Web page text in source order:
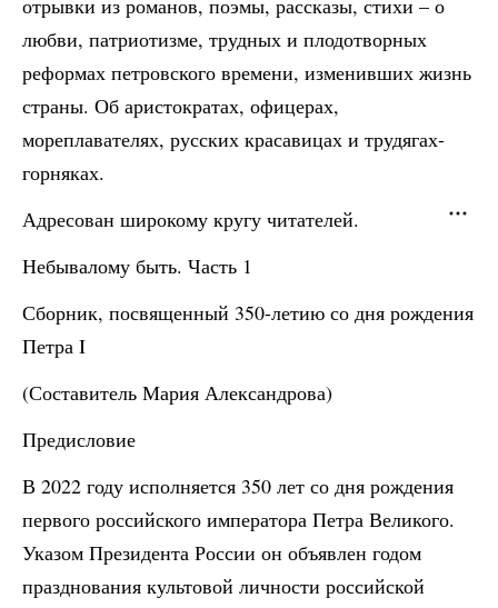
отрывки из романов, поэмы, рассказы, стихи – о
любви, патриотизме, трудных и плодотворных
реформах петровского времени, изменивших жизнь
страны. Об аристократах, офицерах,
мореплавателях, русских красавицах и трудягах-
горняках.
Адресован широкому кругу читателей.
Небывалому быть. Часть 1
Сборник, посвященный 350-летию со дня рождения
Петра I
(Составитель Мария Александрова)
Предисловие
В 2022 году исполняется 350 лет со дня рождения
первого российского императора Петра Великого.
Указом Президента России он объявлен годом
празднования культовой личности российской